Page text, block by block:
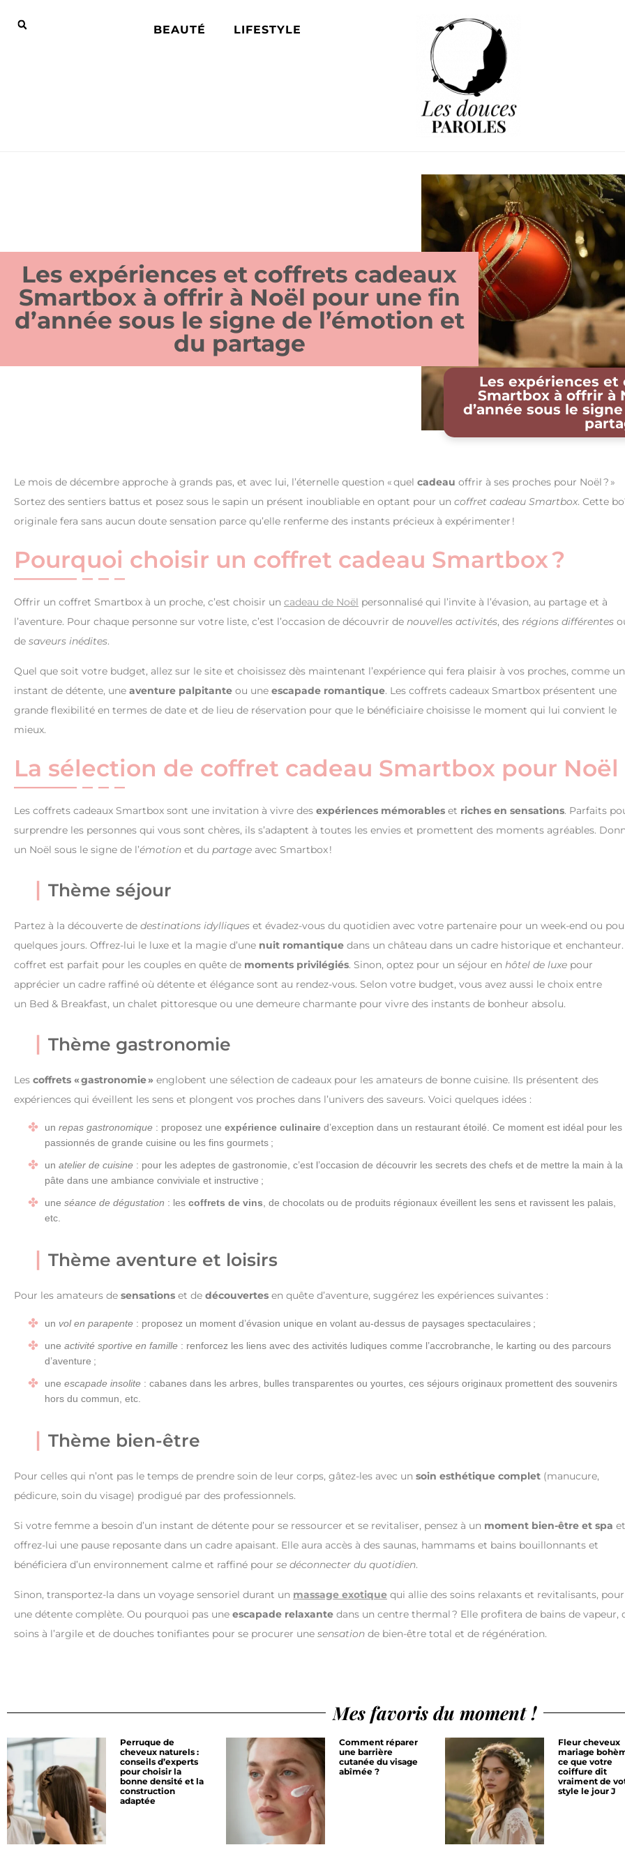
BEAUTÉ LIFESTYLE
Les expériences et coffrets cadeaux
Smartbox à offrir à Noël pour une fin
d’année sous le signe de l’émotion et
du partage
Les expériences
Smartbox à offrir à
d’année sous le
Le mois de décembre approche à grands pas, et avec lui, l’éternelle question « quel cadeau offrir à ses proches pour Noël ? »
Sortez des sentiers battus et posez sous le sapin un présent inoubliable en optant pour un coffret cadeau Smartbox. Cette
originale fera sans aucun doute sensation parce qu’elle renferme des instants précieux à expérimenter !
Pourquoi choisir un coffret cadeau Smartbox ?
Offrir un coffret Smartbox à un proche, c’est choisir un cadeau de Noël personnalisé qui l’invite à l’évasion, au partage et à
l’aventure. Pour chaque personne sur votre liste, c’est l’occasion de découvrir de nouvelles activités, des régions différentes
de saveurs inédites.
Quel que soit votre budget, allez sur le site et choisissez dès maintenant l’expérience qui fera plaisir à vos proches, comme un
instant de détente, une aventure palpitante ou une escapade romantique. Les coffrets cadeaux Smartbox présentent une
grande flexibilité en termes de date et de lieu de réservation pour que le bénéficiaire choisisse le moment qui lui convient le
mieux.
La sélection de coffret cadeau Smartbox pour Noël
Les coffrets cadeaux Smartbox sont une invitation à vivre des expériences mémorables et riches en sensations. Parfaits
surprendre les personnes qui vous sont chères, ils s’adaptent à toutes les envies et promettent des moments agréables.
un Noël sous le signe de l’émotion et du partage avec Smartbox !
Thème séjour
Partez à la découverte de destinations idylliques et évadez-vous du quotidien avec votre partenaire pour un week-end ou
quelques jours. Offrez-lui le luxe et la magie d’une nuit romantique dans un château dans un cadre historique et enchanteur.
coffret est parfait pour les couples en quête de moments privilégiés. Sinon, optez pour un séjour en hôtel de luxe pour
apprécier un cadre raffiné où détente et élégance sont au rendez-vous. Selon votre budget, vous avez aussi le choix entre
un Bed & Breakfast, un chalet pittoresque ou une demeure charmante pour vivre des instants de bonheur absolu.
Thème gastronomie
Les coffrets « gastronomie » englobent une sélection de cadeaux pour les amateurs de bonne cuisine. Ils présentent des
expériences qui éveillent les sens et plongent vos proches dans l’univers des saveurs. Voici quelques idées :
un repas gastronomique : proposez une expérience culinaire d’exception dans un restaurant étoilé. Ce moment est idéal pour les
passionnés de grande cuisine ou les fins gourmets ;
un atelier de cuisine : pour les adeptes de gastronomie, c’est l’occasion de découvrir les secrets des chefs et de mettre la main à la
pâte dans une ambiance conviviale et instructive ;
une séance de dégustation : les coffrets de vins , de chocolats ou de produits régionaux éveillent les sens et ravissent les palais,
etc.
Thème aventure et loisirs
Pour les amateurs de sensations et de découvertes en quête d’aventure, suggérez les expériences suivantes :
un vol en parapente : proposez un moment d’évasion unique en volant au-dessus de paysages spectaculaires ;
une activité sportive en famille : renforcez les liens avec des activités ludiques comme l’accrobranche, le karting ou des parcours
d’aventure ;
une escapade insolite : cabanes dans les arbres, bulles transparentes ou yourtes, ces séjours originaux promettent des souvenirs
hors du commun, etc.
Thème bien-être
Pour celles qui n’ont pas le temps de prendre soin de leur corps, gâtez-les avec un soin esthétique complet (manucure,
pédicure, soin du visage) prodigué par des professionnels.
Si votre femme a besoin d’un instant de détente pour se ressourcer et se revitaliser, pensez à un moment bien-être et spa et
offrez-lui une pause reposante dans un cadre apaisant. Elle aura accès à des saunas, hammams et bains bouillonnants et
bénéficiera d’un environnement calme et raffiné pour se déconnecter du quotidien.
Sinon, transportez-la dans un voyage sensoriel durant un massage exotique qui allie des soins relaxants et revitalisants, pour
une détente complète. Ou pourquoi pas une escapade relaxante dans un centre thermal ? Elle profitera de bains de vapeur,
soins à l’argile et de douches tonifiantes pour se procurer une sensation de bien-être total et de régénération.
Mes favoris du moment !
Perruque de
cheveux naturels :
conseils d’experts
pour choisir la
bonne densité et la
construction
adaptée
Comment réparer
une barrière
cutanée du visage
abîmée ?
Fleur cheveux
mariage
ce que votre
coiffure dit
vraiment de
style le jour J